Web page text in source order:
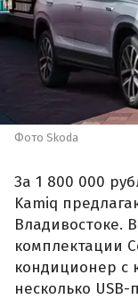
Фото Skoda
За 1 800 000
Kamiq
Владивостоке.
комплектации
кондиционер с
несколько